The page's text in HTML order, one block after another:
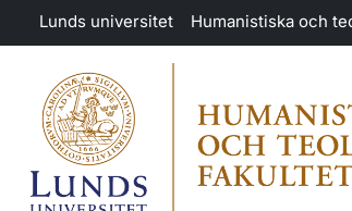
Hoppa till huvudinnehåll
Lunds universitet Humanistiska och